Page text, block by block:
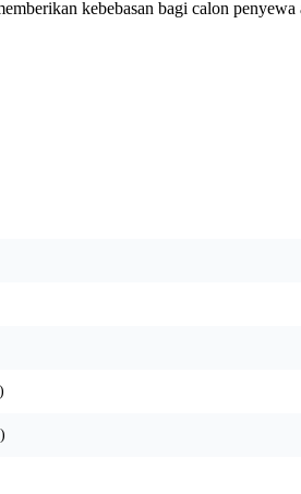
kebebasan bagi calon